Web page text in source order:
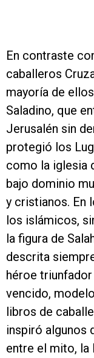
En contraste
caballeros
mayoría de
Saladino, que
Jerusalén sin
protegió los
como la iglesia
bajo dominio
y cristianos. En
los islámicos,
la figura de
descrita
héroe
vencido,
libros de
inspiró algunos
entre el mito, la